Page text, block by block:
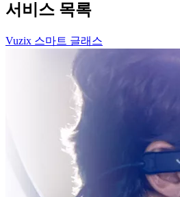
서비스 목록
Vuzix 스마트 글래스